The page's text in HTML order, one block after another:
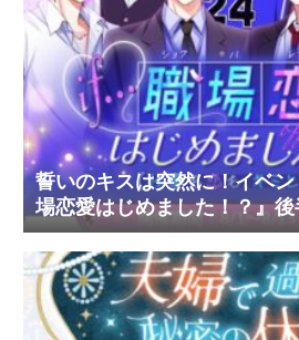
誓いのキスは突然に！イベ
場恋愛はじめました！？』
彰斗)